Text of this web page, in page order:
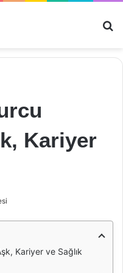
Kariyer
Kariyer ve Sağlık